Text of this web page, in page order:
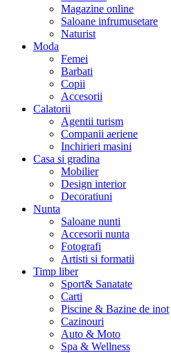
Magazine online
Saloane infrumusetare
Naturist
Moda
Femei
Barbati
Copii
Accesorii
Calatorii
Agentii turism
Companii aeriene
Inchirieri masini
Casa si gradina
Mobilier
Design interior
Decoratiuni
Nunta
Saloane nunti
Accesorii nunta
Fotografi
Artisti si formatii
Timp liber
Sport& Sanatate
Carti
Piscine & Bazine de inot
Cazinouri
Auto & Moto
Spa & Wellness